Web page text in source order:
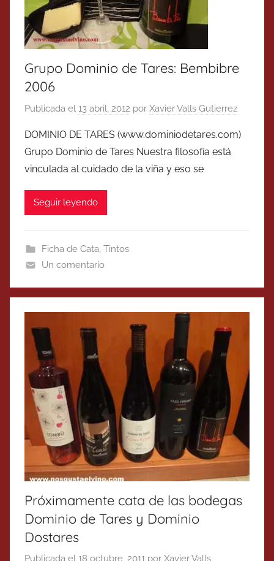
Grupo Dominio de Tares: Bembibre
2006
Publicada el 13 abril, 2012 por Xavier Valls Gutierrez
DOMINIO DE TARES (www.dominiodetares.com)
Grupo Dominio de Tares Nuestra filosofía está
vinculada al cuidado de la viña y eso se
Seguir leyendo
Ficha de Cata, Tintos
Un comentario
Próximamente cata de las bodegas
Dominio de Tares y Dominio
Dostares